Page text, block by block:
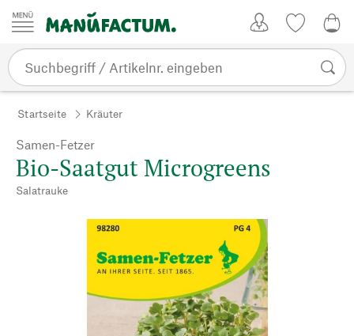
Zum Inhalt springen
Startseite Kräuter
Samen-Fetzer
Bio-Saatgut Microgreens
Salatrauke